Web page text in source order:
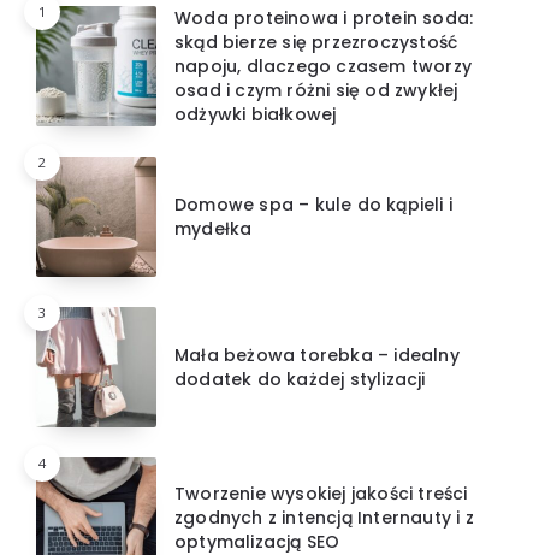
1
Woda proteinowa i protein soda:
skąd bierze się przezroczystość
napoju, dlaczego czasem tworzy
osad i czym różni się od zwykłej
odżywki białkowej
2
Domowe spa – kule do kąpieli i
mydełka
3
Mała beżowa torebka – idealny
dodatek do każdej stylizacji
4
Tworzenie wysokiej jakości treści
zgodnych z intencją Internauty i z
optymalizacją SEO